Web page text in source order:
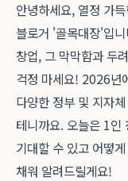
안녕하세요, 열정 가
블로거 '골목대장'입
창업, 그 막막함과 두
걱정 마세요! 2026년
다양한 정부 및 지자
테니까요. 오늘은 1인
기대할 수 있고 어떻
채워 알려드릴게요!